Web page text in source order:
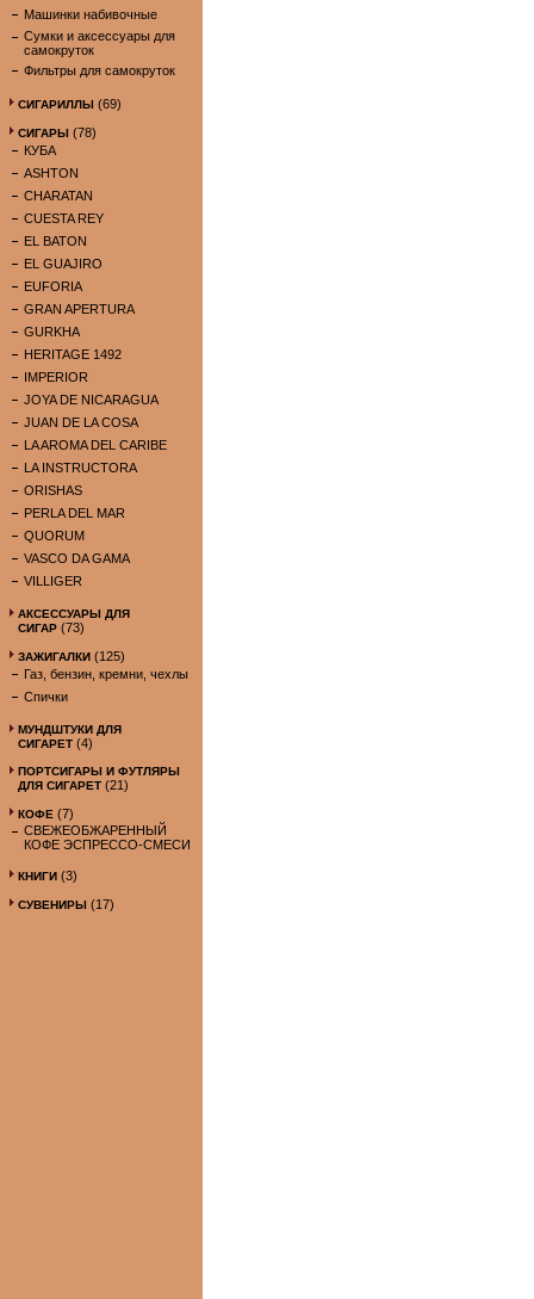
Машинки набивочные
Сумки и аксессуары для
самокруток
Фильтры для самокруток
СИГАРИЛЛЫ (69)
СИГАРЫ (78)
КУБА
ASHTON
CHARATAN
CUESTA REY
EL BATON
EL GUAJIRO
EUFORIA
GRAN APERTURA
GURKHA
HERITAGE 1492
IMPERIOR
JOYA DE NICARAGUA
JUAN DE LA COSA
LA AROMA DEL CARIBE
LA INSTRUCTORA
ORISHAS
PERLA DEL MAR
QUORUM
VASCO DA GAMA
VILLIGER
АКСЕССУАРЫ ДЛЯ
СИГАР (73)
ЗАЖИГАЛКИ (125)
Газ, бензин, кремни, чехлы
Спички
МУНДШТУКИ ДЛЯ
СИГАРЕТ (4)
ПОРТСИГАРЫ И ФУТЛЯРЫ
ДЛЯ СИГАРЕТ (21)
КОФЕ (7)
СВЕЖЕОБЖАРЕННЫЙ
КОФЕ ЭСПРЕССО-СМЕСИ
КНИГИ (3)
СУВЕНИРЫ (17)